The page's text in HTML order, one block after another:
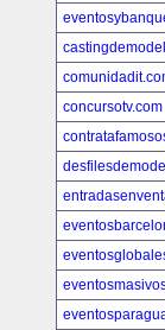
concursotv.com